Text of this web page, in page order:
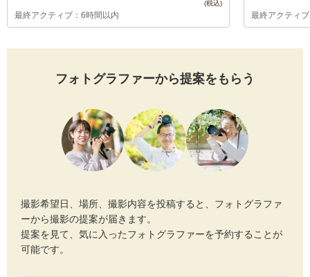
最終アクティブ：6時間以内 最終アクティ
フォトグラファーから提案をもらう
撮影希望日、場所、撮影内容を投稿すると、フォトグラファ
ーから撮影の提案が届きます。
提案を見て、気に入ったフォトグラファーを予約することが
可能です。